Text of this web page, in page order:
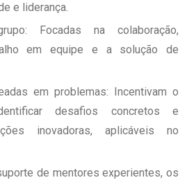
e liderança.
Focadas na colaboração,
em equipe e a solução de
em problemas: Incentivam o
desafios concretos e
inovadoras, aplicáveis no
de mentores experientes, os